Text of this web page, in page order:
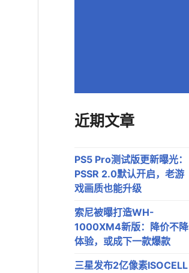
近期文章
PS5 Pro测试版更新曝光：
PSSR 2.0默认开启，老游
戏画质也能升级
索尼被曝打造WH-
1000XM4新版：降价不降
体验，或成下一款爆款
三星发布2亿像素ISOCELL